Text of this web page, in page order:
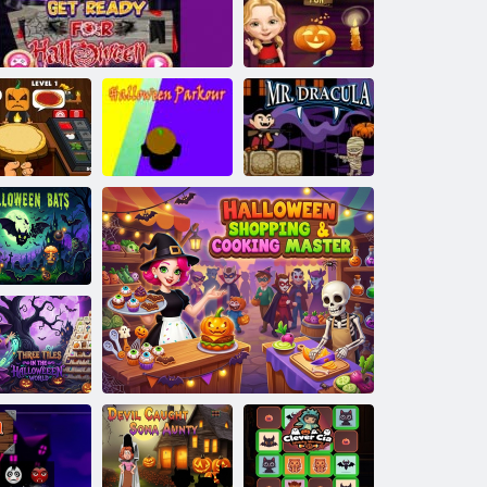
Gatavojieties Helovīnam
Helovīna atmiņa
Saldā mazuļu
meitene
Halloween jautri
picērija
Halovīni
Parkuurs
Mr. Drakula
Helovīna
sikspārņi
Trīs flīzes
Helovīna
pasaulē